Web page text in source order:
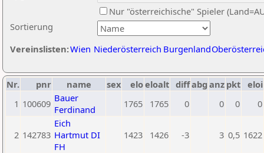
Sortierung
Nur "österreichische" Spieler
Vereinslisten:Wien Niederösterreich Burgenland
Nr. pnr name sex eloeloalt diffabg anz pkt eloi
1 100609 Bauer
Ferdinand
1765 1765 0 0 0 0
2 142783
Eich
Hartmut DI
FH
1423 1426 -3 3 0,5 1622